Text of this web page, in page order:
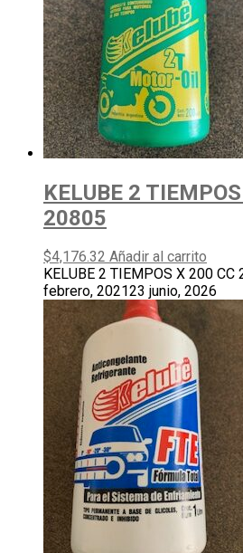
KELUBE 2
20805
$4,176.32 Añadir al carrito
KELUBE 2 TIEMPOS X 200 CC
febrero, 202123 junio, 2026